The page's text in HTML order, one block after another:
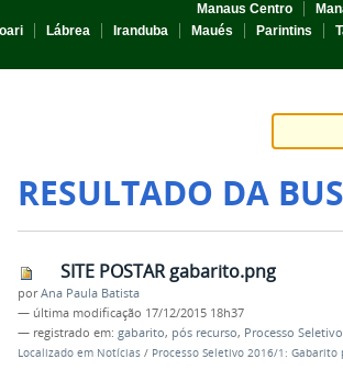
Manaus Centro
Lábrea Iranduba Maués Parintins
RESULTADO DA
SITE POSTAR gabarito.png
porAna Paula Batista
— última modificação 17/12/2015 18h37
— registrado em: gabarito, pós recurso, Processo
Localizado em Notícias / Processo Seletivo 2016/1: Gabarito